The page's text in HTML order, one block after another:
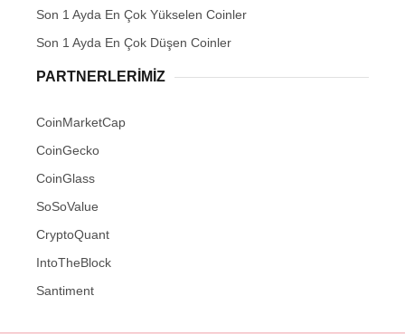
Son 1 Ayda En Çok Yükselen Coinler
Son 1 Ayda En Çok Düşen Coinler
PARTNERLERIMIZ
CoinMarketCap
CoinGecko
CoinGlass
SoSoValue
CryptoQuant
IntoTheBlock
Santiment